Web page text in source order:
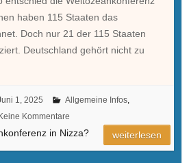
haben 115 Staaten das
Doch nur 21 der 115 Staaten
Deutschland gehört nicht zu
1, 2025 Allgemeine Infos,
Kommentare
in Nizza? weiterlesen